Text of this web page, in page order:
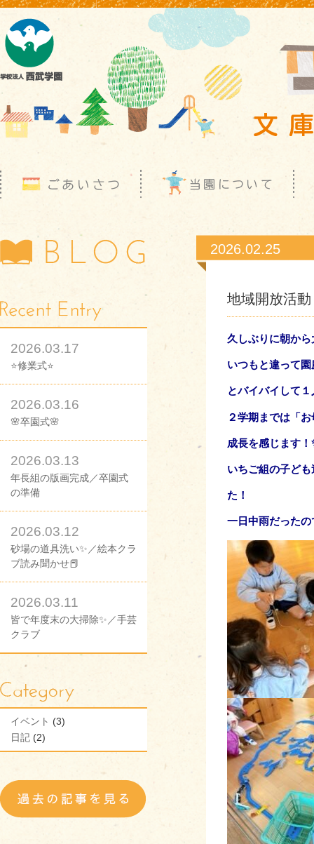
2026.03.17
⭐修業式⭐
2026.03.16
🌸卒園式🌸
2026.03.13
年長組の版画完成／卒園式
の準備
2026.03.12
砂場の道具洗い✨／絵本クラ
ブ読み聞かせ📕
2026.03.11
皆で年度末の大掃除✨／手芸
クラブ
イベント (3)
日記 (2)
2026.02.25
地域開放活
久しぶりに朝か
いつもと違って
とバイバイして
２学期までは「
成長を感じます！
いちご組の子ど
た！
一日中雨だった